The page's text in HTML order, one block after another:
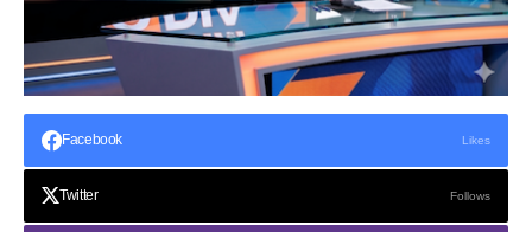
Facebook Likes
Twitter Follows